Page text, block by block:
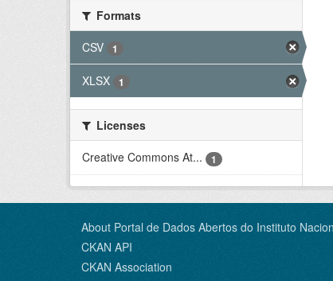
Formats
CSV
1
XLSX 1
Licenses
Creative Commons At...
1
About Portal de Dados Abertos do Instituto
CKAN API
CKAN Association